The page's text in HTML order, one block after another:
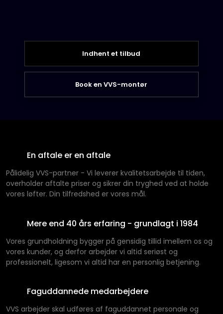
Indhent et tilbud
Book en VVS-montør
​En aftale er en aftale
​Pålidelig VVS-partner - Vi leverer kvalitetsarbejde til tiden,
overholder aftalte priser og sikrer din tryghed ved at holde
vores løfter. Din tilfredshed er vores mål.
Mere end 40 års erfaring - grundlagt i 1984
Vores grundholdning bygger på gensidig tillid imellem os og
vores kunder, og derfor arbejder vi altid seriøst og
professionelt, ligesom vi altid har en personlig betjening.
Faguddannede medarbejdere
​​VVS arbejder skal udføres af faguddannet personale og